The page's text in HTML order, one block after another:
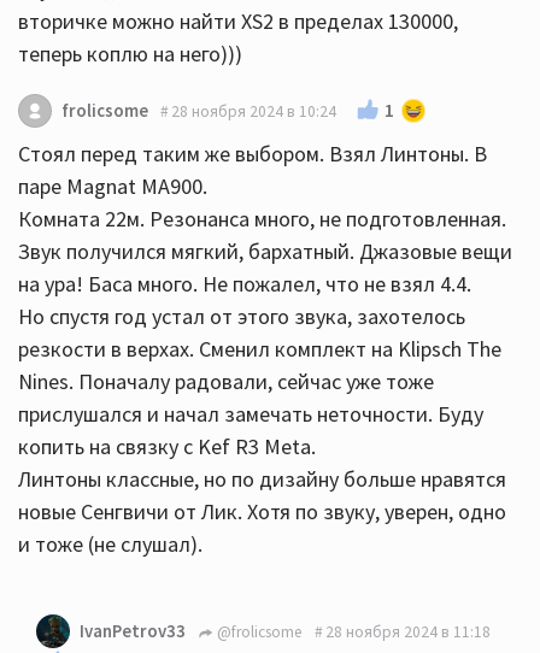
вторичке можно найти XS2 в пределах 130000,
теперь коплю на него)))
frolicsome 28 ноября 2024 в 10:24 1
Стоял перед таким же выбором. Взял Линтоны. В
паре Magnat MA900.
Комната 22м. Резонанса много, не подготовленная.
Звук получился мягкий, бархатный. Джазовые вещи
на ура! Баса много. Не пожалел, что не взял 4.4.
Но спустя год устал от этого звука, захотелось
резкости в верхах. Сменил комплект на Klipsch The
Nines. Поначалу радовали, сейчас уже тоже
прислушался и начал замечать неточности. Буду
копить на связку с Kef R3 Meta.
Линтоны классные, но по дизайну больше нравятся
новые Сенгвичи от Лик. Хотя по звуку, уверен, одно
и тоже (не слушал).
IvanPetrov33 @frolicsome 28 ноября 2024 в 11:18